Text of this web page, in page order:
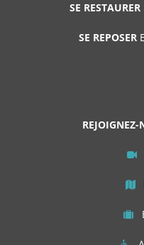
SE RESTAURER
SE REPOSER
REJOIGNEZ-